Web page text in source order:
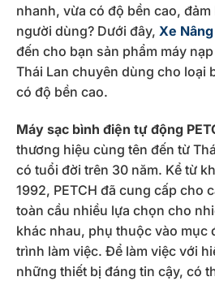
nhanh, vừa có độ bền cao,
người dùng? Dưới đây, Xe
đến cho bạn sản phẩm máy
Thái Lan chuyên dùng cho loại
có độ bền cao.
Máy sạc bình điện tự động
thương hiệu cùng tên đến từ
có tuổi đời trên 30 năm. Kể từ
1992, PETCH đã cung cấp cho
toàn cầu nhiều lựa chọn cho
khác nhau, phụ thuộc vào mục
trình làm việc. Để làm việc với
những thiết bị đáng tin cậy, có